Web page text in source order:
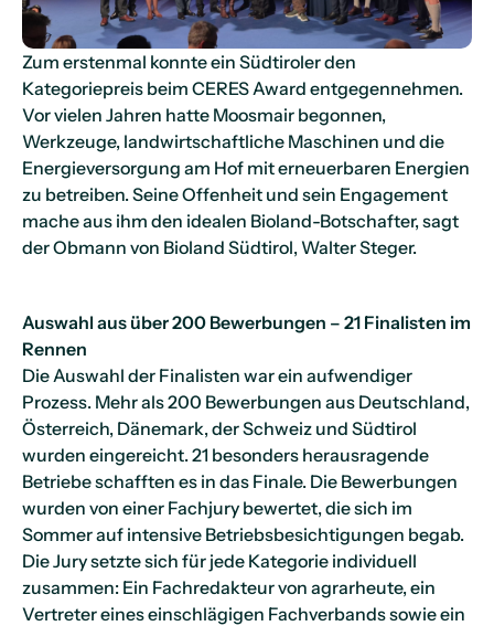
Zum erstenmal konnte ein Südtiroler den
Kategoriepreis beim CERES Award entgegennehmen.
Vor vielen Jahren hatte Moosmair begonnen,
Werkzeuge, landwirtschaftliche Maschinen und die
Energieversorgung am Hof mit erneuerbaren Energien
zu betreiben. Seine Offenheit und sein Engagement
mache aus ihm den idealen Bioland-Botschafter, sagt
der Obmann von Bioland Südtirol, Walter Steger.
Auswahl aus über 200 Bewerbungen – 21 Finalisten im
Rennen
Die Auswahl der Finalisten war ein aufwendiger
Prozess. Mehr als 200 Bewerbungen aus Deutschland,
Österreich, Dänemark, der Schweiz und Südtirol
wurden eingereicht. 21 besonders herausragende
Betriebe schafften es in das Finale. Die Bewerbungen
wurden von einer Fachjury bewertet, die sich im
Sommer auf intensive Betriebsbesichtigungen begab.
Die Jury setzte sich für jede Kategorie individuell
zusammen: Ein Fachredakteur von agrarheute, ein
Vertreter eines einschlägigen Fachverbands sowie ein